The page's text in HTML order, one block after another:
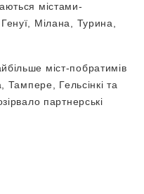
містами-
Мілана, Турина,
міст-побратимів
Тампере, Гельсінкі та
партнерські